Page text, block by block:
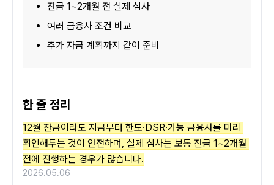
잔금 1~2개월 전 실제 심사
여러 금융사 조건 비교
추가 자금 계획까지 같이 준비
한 줄 정리
12월 잔금이라도 지금부터 한도·DSR·가능 금융사를 미리
확인해두는 것이 안전하며, 실제 심사는 보통 잔금 1~2개월
전에 진행하는 경우가 많습니다.
2026.05.06